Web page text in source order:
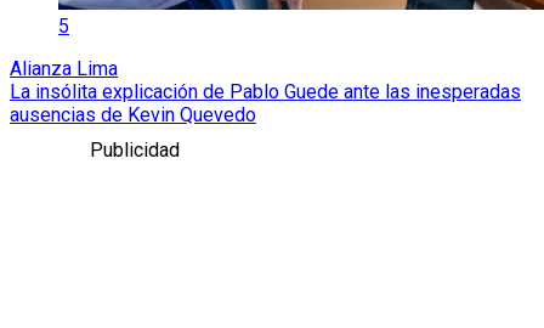
5
Alianza Lima
La insólita explicación de Pablo Guede ante las inesperadas
ausencias de Kevin Quevedo
Publicidad